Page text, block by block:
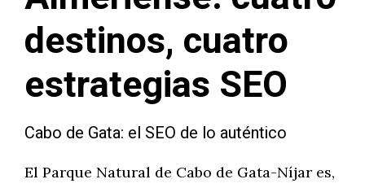
destinos, cuatro
estrategias SEO
Cabo de Gata: el SEO de lo auténtico
El Parque Natural de Cabo de Gata-Níjar es,